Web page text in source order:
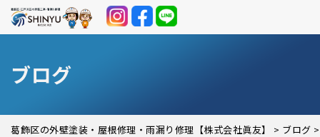
ブログ
葛飾区の外壁塗装・屋根修理・雨漏り修理【株式会社眞友】 > ブログ